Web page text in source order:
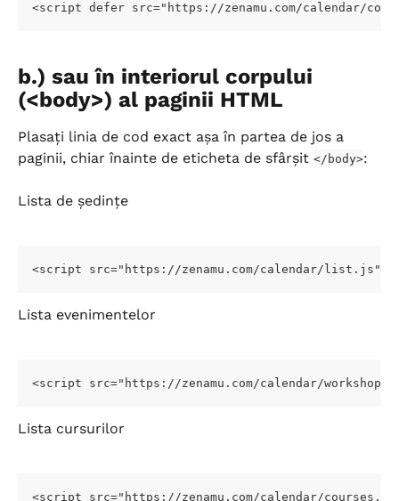
<script defer src="https://zenamu.com/calendar/
b.) sau în interiorul corpului
(<body>) al paginii HTML
Plasați linia de cod exact așa în partea de jos a
paginii, chiar înainte de eticheta de sfârșit </body>:
Lista de ședințe
<script src="https://zenamu.com/calendar/list.js"
Lista evenimentelor
<script src="https://zenamu.com/calendar/
Lista cursurilor
<script src="https://zenamu.com/calendar/